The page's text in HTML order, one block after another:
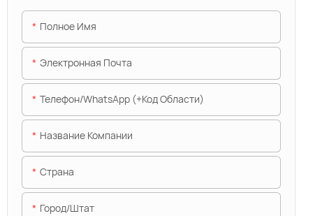
Полное Имя
Электронная Почта
Телефон/WhatsApp (+код Области)
Название Компании
Страна
Город/штат